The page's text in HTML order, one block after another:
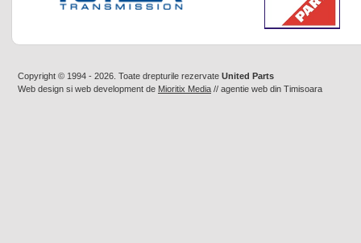
Copyright © 1994 - 2026. Toate drepturile rezervate United Parts
Web design si web development de Mioritix Media // agentie web din Timisoara